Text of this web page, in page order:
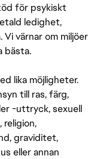
för psykiskt
ledighet,
värnar om miljöer
bästa.
lika möjligheter.
till ras, färg,
-uttryck, sexuell
religion,
graviditet,
eller annan